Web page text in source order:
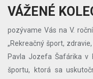
VÁŽENÉ
pozývame Vás na V.
„Rekreačný šport,
Pavla Jozefa Šafárika v
športu, ktorá sa